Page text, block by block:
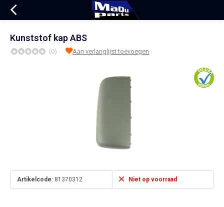
Kunststof kap ABS
(0) Aan verlanglijst toevoegen
Artikelcode: 81370312 Niet op voorraad